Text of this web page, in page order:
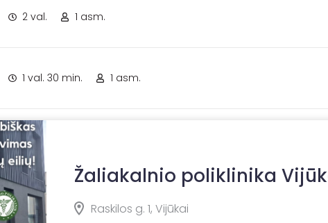
2 val. 1 asm.
1 val. 30 min. 1 asm.
Žaliakalnio poliklinika
Raskilos g. 1, Vijūkai